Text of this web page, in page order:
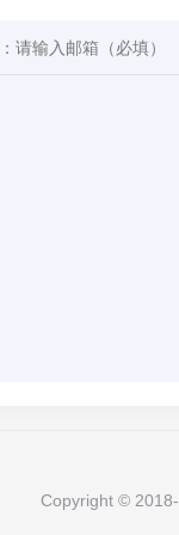
Copyright © 2018-